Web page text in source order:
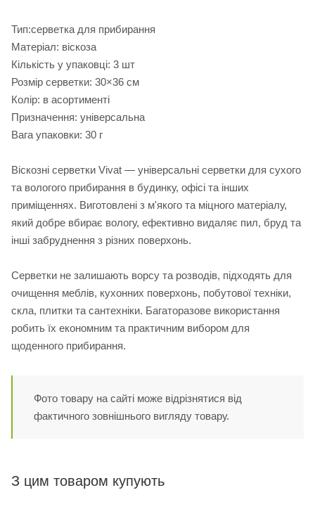
Тип:серветка для прибирання
Матеріал: віскоза
Кількість у упаковці: 3 шт
Розмір серветки: 30×36 см
Колір: в асортименті
Призначення: універсальна
Вага упаковки: 30 г
Віскозні серветки Vivat — універсальні серветки для сухого
та вологого прибирання в будинку, офісі та інших
приміщеннях. Виготовлені з м'якого та міцного матеріалу,
який добре вбирає вологу, ефективно видаляє пил, бруд та
інші забруднення з різних поверхонь.
Серветки не залишають ворсу та розводів, підходять для
очищення меблів, кухонних поверхонь, побутової техніки,
скла, плитки та сантехніки. Багаторазове використання
робить їх економним та практичним вибором для
щоденного прибирання.
Фото товару на сайті може відрізнятися від
фактичного зовнішнього вигляду товару.
З цим товаром купують